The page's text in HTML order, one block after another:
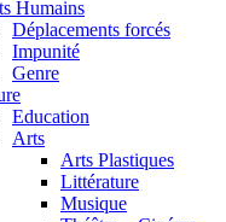
Humains
Déplacements forcés
Impunité
Genre
Education
Arts
Arts Plastiques
Littérature
Musique